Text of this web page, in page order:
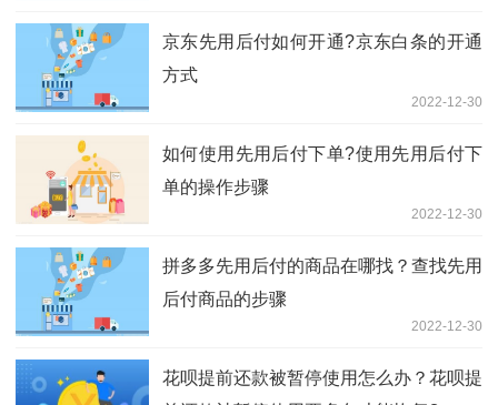
京东先用后付如何开通?京东白条的开通
方式
2022-12-30
如何使用先用后付下单?使用先用后付下
单的操作步骤
2022-12-30
拼多多先用后付的商品在哪找？查找先用
后付商品的步骤
2022-12-30
花呗提前还款被暂停使用怎么办？花呗提